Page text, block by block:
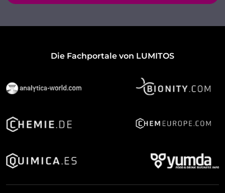
Die Fachportale von LUMITOS